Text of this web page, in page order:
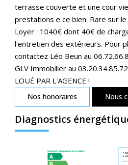
terrasse couverte et une cour
prestations e ce bien. Rare sur
Loyer : 1040€ dont 40€ de
l'entretien des extérieurs. Pour
contactez Léo Beun au
GLV Immobilier au
LOUÉ PAR L'AGENCE !
Nos honoraires Nous
Diagnostics